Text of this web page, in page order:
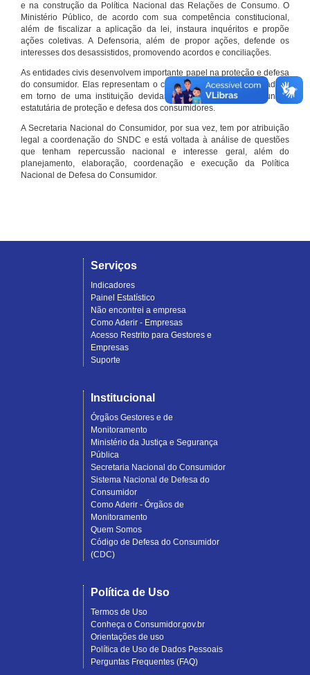
e na construção da Política Nacional das Relações de Consumo. O
Ministério Público, de acordo com sua competência constitucional,
além de fiscalizar a aplicação da lei, instaura inquéritos e propõe
ações coletivas. A Defensoria, além de propor ações, defende os
interesses dos desassistidos, promovendo acordos e conciliações.
As entidades civis desenvolvem importante papel na proteção e defesa
do consumidor. Elas representam o conjunto organizado de cidadãos
em torno de uma instituição devidamente registrada e com função
estatutária de proteção e defesa dos consumidores.
A Secretaria Nacional do Consumidor, por sua vez, tem por atribuição
legal a coordenação do SNDC e está voltada à análise de questões
que tenham repercussão nacional e interesse geral, além do
planejamento, elaboração, coordenação e execução da Política
Nacional de Defesa do Consumidor.
Serviços
Indicadores
Painel Estatístico
Não encontrei a empresa
Como Aderir - Empresas
Acesso Restrito para Gestores e
Empresas
Suporte
Institucional
Órgãos Gestores e de
Monitoramento
Ministério da Justiça e Segurança
Pública
Secretaria Nacional do Consumidor
Sistema Nacional de Defesa do
Consumidor
Como Aderir - Órgãos de
Monitoramento
Quem Somos
Código de Defesa do Consumidor
(CDC)
Política de Uso
Termos de Uso
Conheça o Consumidor.gov.br
Orientações de uso
Política de Uso de Dados Pessoais
Perguntas Frequentes (FAQ)